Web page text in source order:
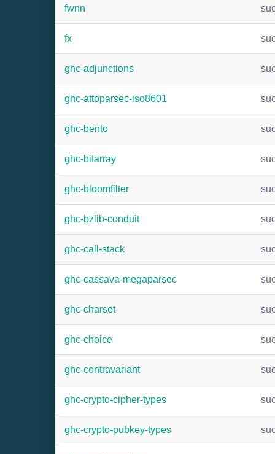
fwnn
fx
ghc-adjunctions
ghc-attoparsec-iso8601
ghc-bento
ghc-bitarray
ghc-bloomfilter
ghc-bzlib-conduit
ghc-call-stack
ghc-cassava-megaparsec
ghc-charset
ghc-choice
ghc-contravariant
ghc-crypto-cipher-types
ghc-crypto-pubkey-types